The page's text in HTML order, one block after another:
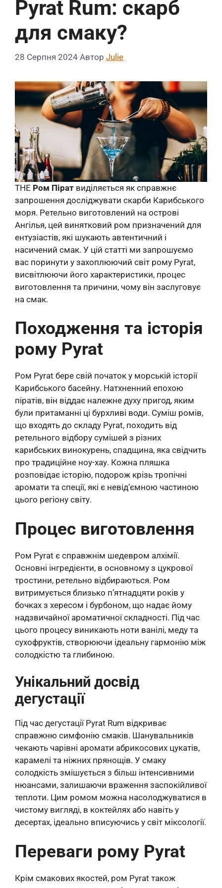
Pyrat Rum: скарб
для смаку?
28 Серпня 2024 Автор Julie
THE Ром Пірат виділяється як справжнє
запрошення досліджувати скарби Карибського
моря. Ретельно виготовлений на острові
Ангілья, цей винятковий ром призначений для
ентузіастів, які шукають автентичний і
насичений смак. У цій статті ми запрошуємо
вас поринути у захоплюючий світ рому Pyrat,
висвітлюючи його характеристики, процес
виготовлення та причини, чому він заслуговує
на смак.
Походження та історія
рому Pyrat
Ром Pyrat бере свій початок у морській історії
Карибського басейну. Натхненний епохою
піратів, він віддає належне духу пригод, яким
були притаманні ці бурхливі води. Суміш ромів,
що входять до складу Pyrat, походить від
ретельного відбору сумішей з різних
карибських винокурень, спадщина, яка свідчить
про традиційне ноу-хау. Кожна пляшка
розповідає історію, подорож крізь тропічні
аромати та спеції, які є невід’ємною частиною
цього регіону світу.
Процес виготовлення
Ром Pyrat є справжнім шедевром алхімії.
Основні інгредієнти, в основному з цукрової
тростини, ретельно відбираються. Ром
витримується близько п’ятнадцяти років у
бочках з хересом і бурбоном, що надає йому
надзвичайної ароматичної складності. Під час
цього процесу виникають ноти ванілі, меду та
сухофруктів, створюючи ідеальну гармонію між
солодкістю та глибиною.
Унікальний досвід
дегустації
Під час дегустації Pyrat Rum відкриває
справжню симфонію смаків. Шанувальників
чекають чарівні аромати абрикосових цукатів,
карамелі та ніжних прянощів. У смаку
солодкість змішується з більш інтенсивними
нюансами, залишаючи враження заспокійливої
​​теплоти. Цим ромом можна насолоджуватися в
чистому вигляді, в коктейлях або навіть у
десертах, ідеально вписуючись у світ міксології.
Переваги рому Pyrat
Крім смакових якостей, ром Pyrat також